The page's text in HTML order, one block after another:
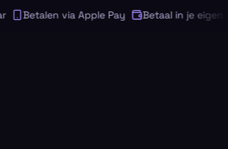
Betalen via Apple Pay Betaal in je eigen